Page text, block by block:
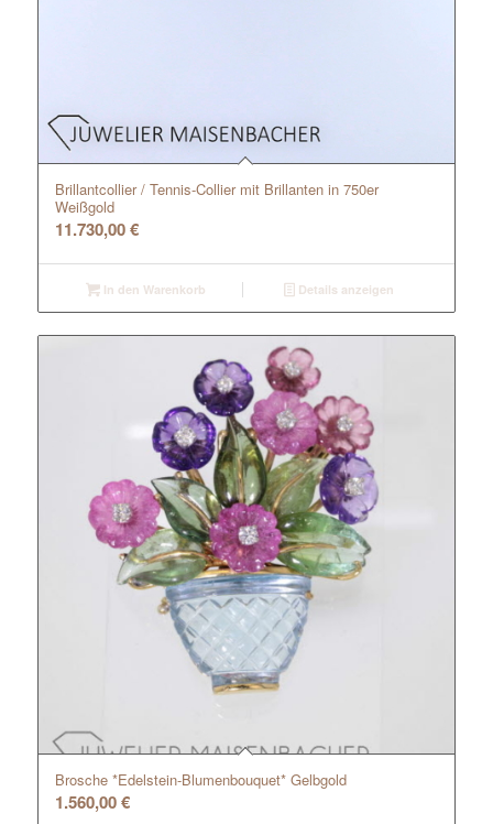
Brillantcollier / Tennis-Collier mit Brillanten in 750er
Weißgold
11.730,00€
In den Warenkorb Details anzeigen
Brosche *Edelstein-Blumenbouquet* Gelbgold
1.560,00€